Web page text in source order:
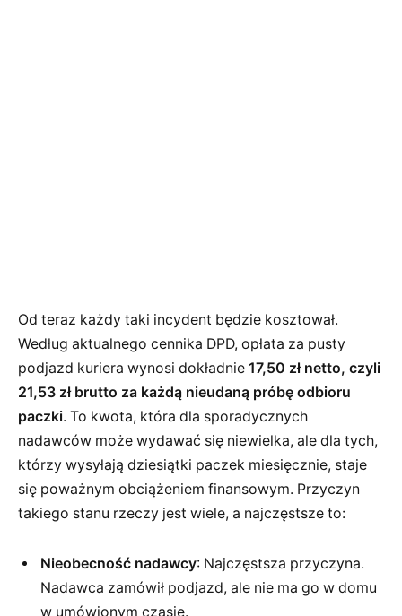
Od teraz każdy taki incydent będzie kosztował.
Według aktualnego cennika DPD, opłata za pusty
podjazd kuriera wynosi dokładnie 17,50 zł netto, czyli
21,53 zł brutto za każdą nieudaną próbę odbioru
paczki. To kwota, która dla sporadycznych
nadawców może wydawać się niewielka, ale dla tych,
którzy wysyłają dziesiątki paczek miesięcznie, staje
się poważnym obciążeniem finansowym. Przyczyn
takiego stanu rzeczy jest wiele, a najczęstsze to:
Nieobecność nadawcy: Najczęstsza przyczyna.
Nadawca zamówił podjazd, ale nie ma go w domu
w umówionym czasie.